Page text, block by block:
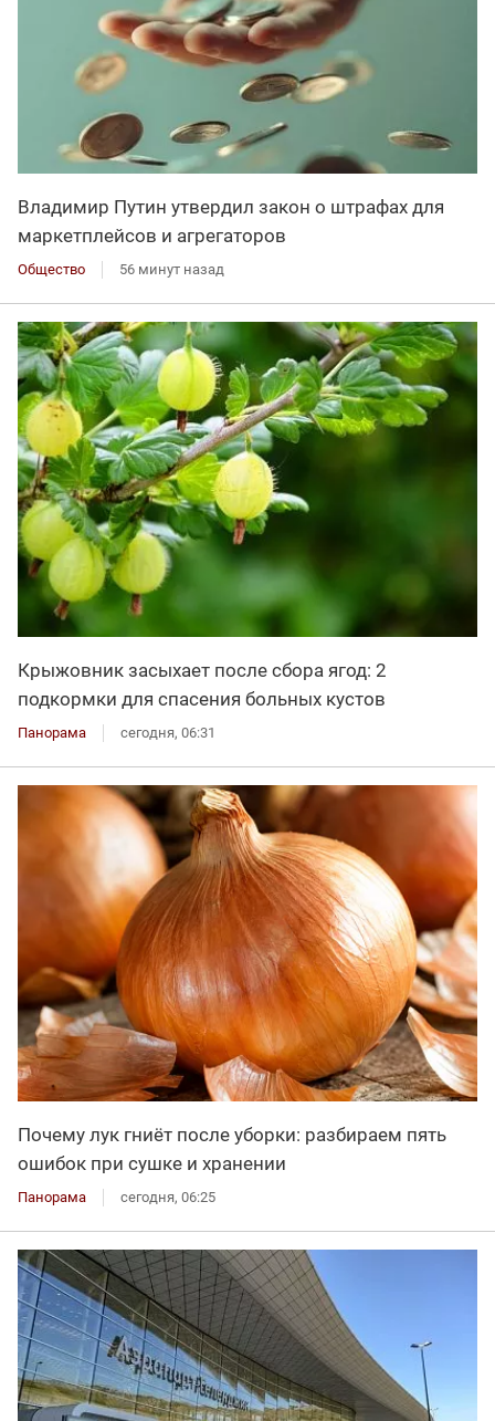
Владимир Путин утвердил закон о штрафах для
маркетплейсов и агрегаторов
Общество 56 минут назад
Крыжовник засыхает после сбора ягод: 2
подкормки для спасения больных кустов
Панорама сегодня, 06:31
Почему лук гниёт после уборки: разбираем пять
ошибок при сушке и хранении
Панорама сегодня, 06:25